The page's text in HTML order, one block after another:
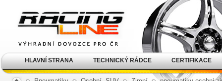
kola Racing Line
HLAVNÍ STRANA TECHNICKÝ RÁDCE CERTIFIKACE